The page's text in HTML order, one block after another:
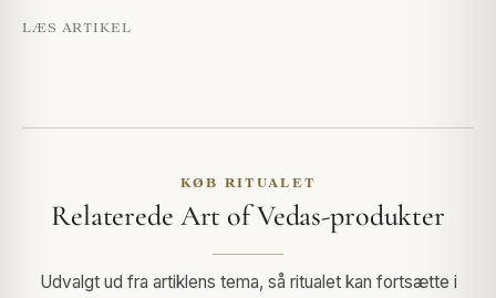
LÆS ARTIKEL
KØB RITUALET
Relaterede Art of Vedas-produkter
Udvalgt ud fra artiklens tema, så ritualet kan fortsætte i